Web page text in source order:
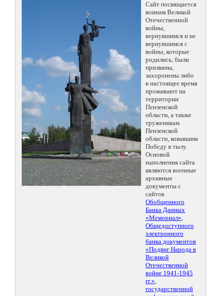
Сайт посвящается
воинам Великой
Отечественной
войны,
вернувшимся и не
вернувшимся с
войны, которые
родились, были
призваны,
захоронены либо
в настоящее время
проживают на
территории
Пензенской
области, а также
труженикам
Пензенской
области, ковавшим
Победу в тылу.
Основой
наполнения сайта
являются военные
архивные
документы с
сайтов
Обобщенного
Банка Данных
«Мемориал»,
Общедоступного
электронного
банка документов
«Подвиг Народа в
Великой
Отечественной
войне 1941-1945
гг.»,
государственной